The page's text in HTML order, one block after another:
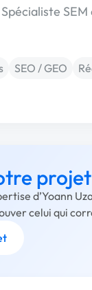
SEO / GEO
d’Yoann
celui qui